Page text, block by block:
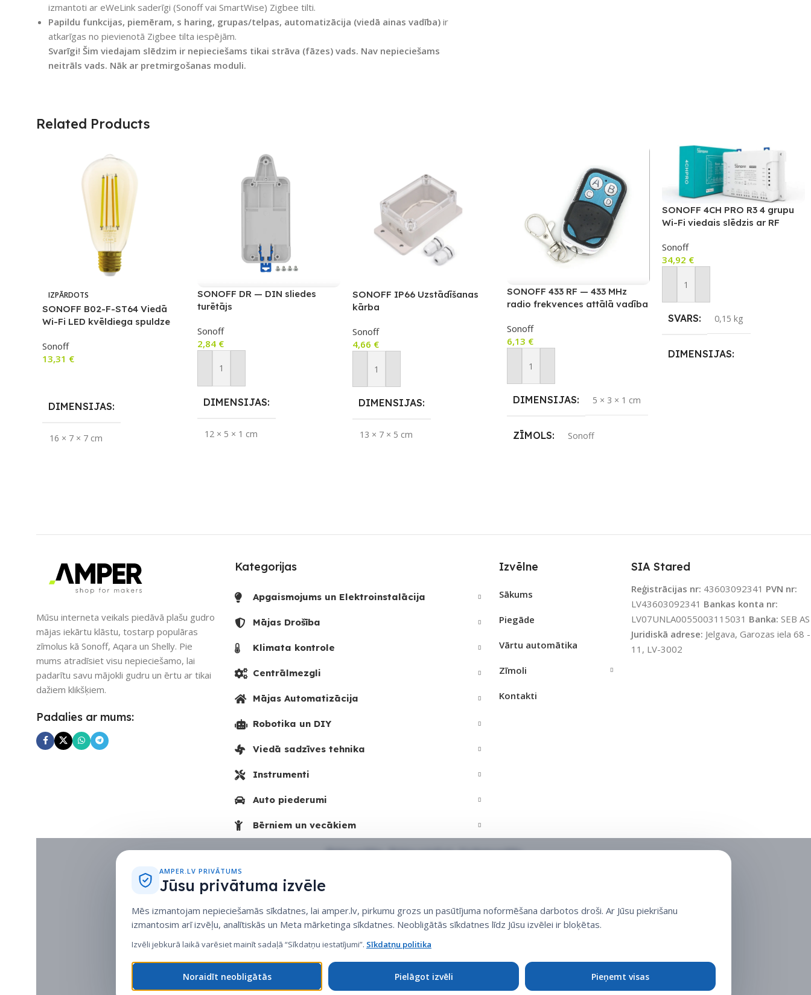
izmantoti ar eWeLink saderīgi (Sonoff vai SmartWise) Zigbee tilti.
Papildu funkcijas, piemēram, s haring, grupas/telpas, automatizācija (viedā ainas vadība) ir
atkarīgas no pievienotā Zigbee tilta iespējām.
Svarīgi! Šim viedajam slēdzim ir nepieciešams tikai strāva (fāzes) vads. Nav nepieciešams
neitrāls vads. Nāk ar pretmirgošanas moduli.
Related Products
IZPĀRDOTS
SONOFF B02-F-ST64 Viedā
Wi-Fi LED kvēldiega spuldze
Sonoff
13,31 €
DIMENSIJAS
16 × 7 × 7 cm
Bluetooth, Wi-Fi
UZREIZ PIEEJAMAIS
SKAITS
SONOFF DR — DIN sliedes
turētājs
Sonoff
2,84 €
Pievienot Grozam
DIMENSIJAS
12 × 5 × 1 cm
UZREIZ PIEEJAMAIS
SONOFF IP66 Uzstādīšanas
kārba
Sonoff
4,66 €
Pievienot Grozam
DIMENSIJAS
13 × 7 × 5 cm
SONOFF 433 RF — 433 MHz
radio frekvences attālā vadība
Sonoff
6,13 €
Pievienot Grozam
DIMENSIJAS 5 × 3 × 1 cm
ZĪMOLS Sonoff
APLIKĀCIJA eWeLink
PIEEJAMS UZREIZ
SKAITS
SONOFF 4CH PRO R3 4 grupu
Wi-Fi viedais slēdzis ar RF
Sonoff
34,92 €
Pievienot Grozam
SVARS 0,15 kg
DIMENSIJAS
UZREIZ PIEEJAMAIS
SKAITS
Mūsu interneta veikals piedāvā plašu gudro
mājas iekārtu klāstu, tostarp populāras
zīmolus kā Sonoff, Aqara un Shelly. Pie
mums atradīsiet visu nepieciešamo, lai
padarītu savu mājokli gudru un ērtu ar tikai
dažiem klikšķiem.
Padalies ar mums:
Kategorijas
Apgaismojums un Elektroinstalācija
Mājas Drošība
Klimata kontrole
Centrālmezgli
Mājas Automatizācija
Robotika un DIY
Viedā sadzīves tehnika
Instrumenti
Auto piederumi
Bērniem un vecākiem
Izvēlne
Sākums
Piegāde
Vārtu automātika
Zīmoli
Kontakti
SIA Stared
Reģistrācijas nr: 43603092341 PVN nr:
LV43603092341 Bankas konta nr:
LV07UNLA0055003115031 Banka: SEB AS
Juridiskā adrese: Jelgava, Garozas iela 68 -
11, LV-3002
AMPER.LV PRIVĀTUMS
Jūsu privātuma izvēle
Mēs izmantojam nepieciešamās sīkdatnes, lai amper.lv, pirkumu grozs un pasūtījuma noformēšana darbotos droši. Ar Jūsu piekrišanu
izmantosim arī izvēļu, analītiskās un Meta mārketinga sīkdatnes. Neobligātās sīkdatnes līdz Jūsu izvēlei ir bloķētas.
Izvēli jebkurā laikā varēsiet mainīt sadaļā “Sīkdatņu iestatījumi”. Sīkdatņu politika
Noraidīt neobligātās Pielāgot izvēli Pieņemt visas
Sīkdatņu politika• Sīkdatņu iestatījumi •Privātuma politika